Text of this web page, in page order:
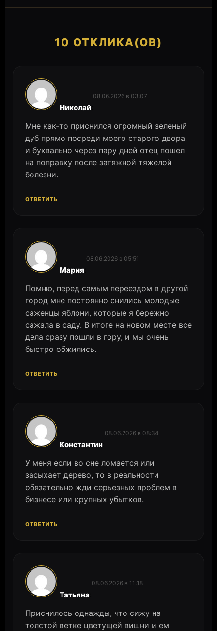
10 ОТКЛИКА(ОВ)
Николай
08.06.2026 в 03:07
Мне как-то приснился огромный зеленый
дуб прямо посреди моего старого двора,
и буквально через пару дней отец пошел
на поправку после затяжной тяжелой
болезни.
ОТВЕТИТЬ
Мария
08.06.2026 в 05:51
Помню, перед самым переездом в другой
город мне постоянно снились молодые
саженцы яблони, которые я бережно
сажала в саду. В итоге на новом месте все
дела сразу пошли в гору, и мы очень
быстро обжились.
ОТВЕТИТЬ
Константин
08.06.2026 в 08:34
У меня если во сне ломается или
засыхает дерево, то в реальности
обязательно жди серьезных проблем в
бизнесе или крупных убытков.
ОТВЕТИТЬ
Татьяна
08.06.2026 в 11:18
Приснилось однажды, что сижу на
толстой ветке цветущей вишни и ем